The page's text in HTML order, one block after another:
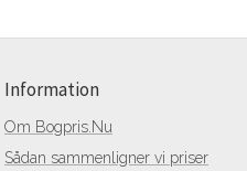
Information
Om Bogpris.Nu
Sådan sammenligner vi priser